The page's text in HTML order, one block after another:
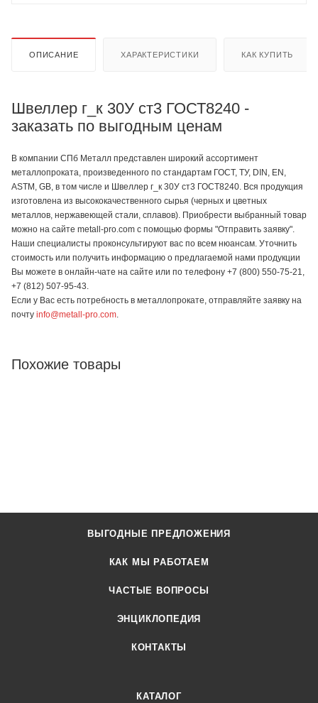
ОПИСАНИЕ ХАРАКТЕРИСТИКИ КАК КУПИТЬ
Швеллер г_к 30У ст3 ГОСТ8240 -
заказать по выгодным ценам
В компании СПб Металл представлен широкий ассортимент
металлопроката, произведенного по стандартам ГОСТ, ТУ, DIN, EN,
ASTM, GB, в том числе и Швеллер г_к 30У ст3 ГОСТ8240. Вся продукция
изготовлена из высококачественного сырья (черных и цветных
металлов, нержавеющей стали, сплавов). Приобрести выбранный товар
можно на сайте metall-pro.com с помощью формы "Отправить заявку".
Наши специалисты проконсультируют вас по всем нюансам. Уточнить
стоимость или получить информацию о предлагаемой нами продукции
Вы можете в онлайн-чате на сайте или по телефону +7 (800) 550-75-21,
+7 (812) 507-95-43.
Если у Вас есть потребность в металлопрокате, отправляйте заявку на
почту info@metall-pro.com
Похожие товары
ВЫГОДНЫЕ ПРЕДЛОЖЕНИЯ
КАК МЫ РАБОТАЕМ
ЧАСТЫЕ ВОПРОСЫ
ЭНЦИКЛОПЕДИЯ
КОНТАКТЫ
КАТАЛОГ